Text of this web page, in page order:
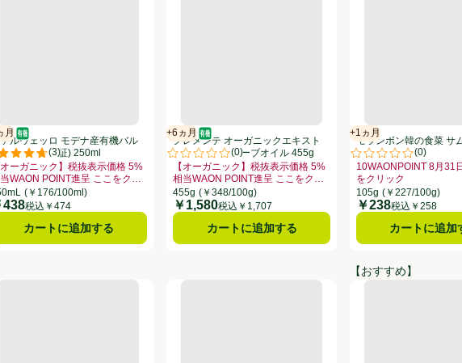
月
味・消費期限保証：2ヵ月
ガニック/有機
(3)
は3件のレビューで5点中4.7点。
ルヴェッロ モデナ産有機バル
コ酢(IGP認証) 250ml
オーガニック】税抜表示価格 5%
WAON POINT進呈 ここをク
ク
い得品名：【オーガニック】税抜表示価格 5%相当WAON POINT進呈 ここをクリック、、クリックし
(￥176/100ml)
格
438税込￥474
カートに追加する
+6ヵ月
賞味・消費期限保証：6ヵ月
オーガニック/有機
(0)
評価は0件のレビューで5点中0.0点。
クレメンテ オーガニックエキスト
ラバージンオリーブオイル 455g
【オーガニック】税抜表示価格 5%
相当WAON POINT進呈 ここをク
リック
お買い得品名：【オーガニック】税抜表示価格 5%相当WAON
455g (￥348/100g)
価格
￥1,580税込￥1,707
カートに追加する
+1ヵ月
賞味・消費期限保
(0)
評価は0件のレビュ
モランボン韓の食菜 サ
ル 105g
10WAONPOINT 8月31日ま
をクリック
お買い得品名：
105g (￥227/100g)
価格
￥238税込￥258
カートに追加
ァルヴェッロ 有機はちみつ入アップルサイダービネガー 500ml
レチェヴリー オーガニック ブラックガーリック ソルト
【おすすめ】
メガシェフ オイス